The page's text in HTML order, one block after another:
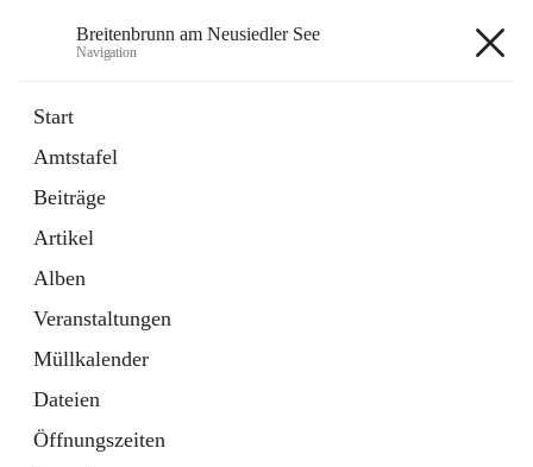
Breitenbrunn am Neusiedler See
Navigation
Start
Amtstafel
Beiträge
Artikel
Alben
Veranstaltungen
Müllkalender
Dateien
Öffnungszeiten
18 Schnellzugriffe
Gemeindeservice